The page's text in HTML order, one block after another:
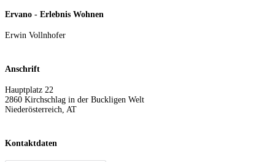
Ervano - Erlebnis Wohnen
Erwin Vollnhofer
Anschrift
Hauptplatz 22
2860 Kirchschlag in der Buckligen Welt
Niederösterreich, AT
Kontaktdaten